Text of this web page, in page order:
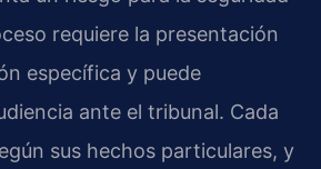
requiere la presentación
específica y puede
ante el tribunal. Cada
sus hechos particulares, y